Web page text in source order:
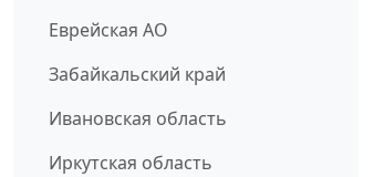
Еврейская АО
Забайкальский край
Ивановская область
Иркутская область